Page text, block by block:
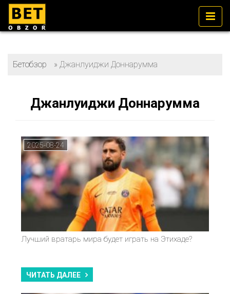
Бетобзор » Джанлуиджи Доннарумма
Джанлуиджи Доннарумма
2025-08-24
Лучший вратарь мира будет играть на Этихаде?
ЧИТАТЬ ДАЛЕЕ